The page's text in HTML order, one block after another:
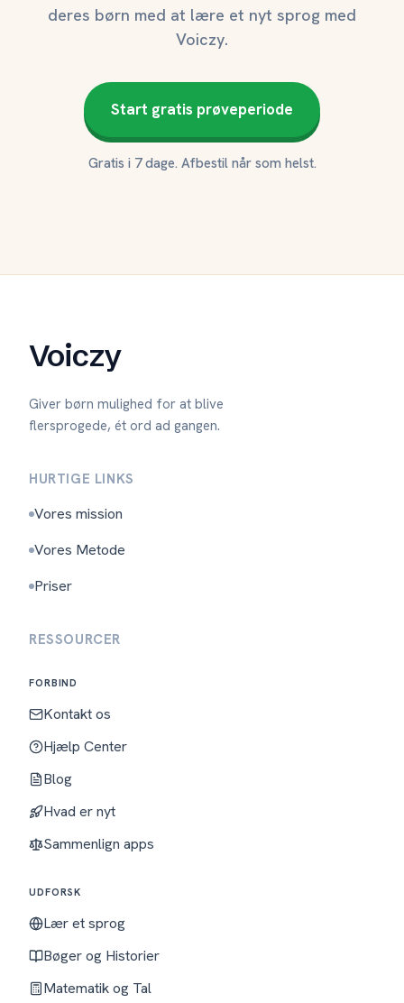
deres børn med at lære et nyt sprog med
Voiczy.
Start gratis prøveperiode
Gratis i 7 dage. Afbestil når som helst.
Voiczy
Giver børn mulighed for at blive
flersprogede, ét ord ad gangen.
HURTIGE LINKS
Vores mission
Vores Metode
Priser
RESSOURCER
FORBIND
Kontakt os
Hjælp Center
Blog
Hvad er nyt
Sammenlign apps
UDFORSK
Lær et sprog
Bøger og Historier
Matematik og Tal